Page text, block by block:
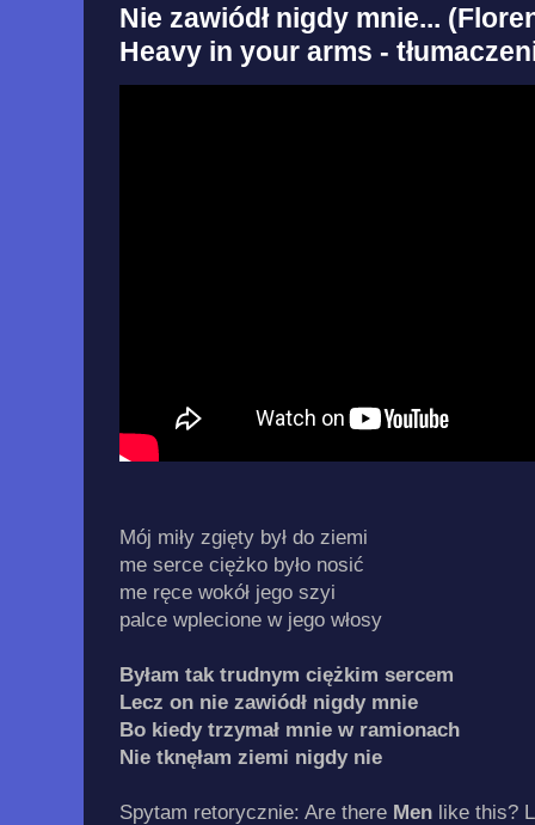
Nie zawiódł nigdy mnie...
Heavy in your arms -
Mój miły zgięty był do ziemi
me serce ciężko było nosić
me ręce wokół jego szyi
palce wplecione w jego włosy
Byłam tak trudnym ciężkim sercem
Lecz on nie zawiódł nigdy mnie
Bo kiedy trzymał mnie w ramionach
Nie tknęłam ziemi nigdy nie
Spytam retorycznie: Are there Men like this?